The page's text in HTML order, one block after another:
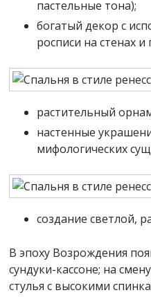
пастельные тона);
богатый декор с
росписи на стенах и
растительный
настенные
мифологических
создание светлой,
В эпоху Возрождения
сундуки-кассоне; на
стулья с высокими